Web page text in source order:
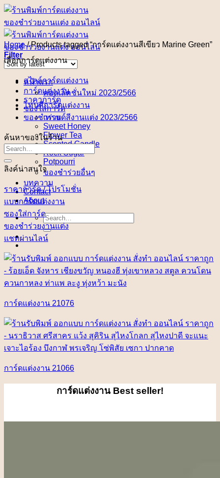
Skip
content
หน้าแรก
การ์ดแต่งงาน
ราคาการ์ด
ซองใส่การ์ด
ของชำร่วย
Sweet Honey
Flower Tea
Scented Candle
Rock Sugar
Potpourri
ของชำร่วยอื่นๆ
บทความ
Contact
About
Search
for:
Home /Products tagged “การ์ดแต่งงานสีเขียว Marine Green”
Filter
เลือกการ์ดแต่งงาน
สไตล์การ์ดแต่งงาน
คอลเล็คชั่นใหม่ 2023/2566
โทนสีการ์ดแต่งงาน
เทรนด์สีงานแต่ง 2023/2566
ค้นหาของในร้าน
ลิงค์น่าสนใจ
ราคาการ์ด / โปรโมชั่น
แบบการ์ดแต่งงาน
ซองใส่การ์ด
ของชำร่วยงานแต่ง
แชทผ่านไลน์
การ์ดแต่งงาน 21076
การ์ดแต่งงาน 21066
การ์ดแต่งงาน Best seller!